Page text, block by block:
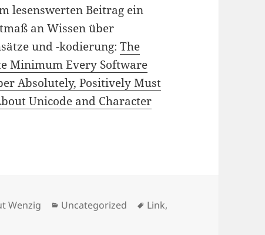
lesenswerten Beitrag ein
an Wissen über
und -kodierung:The
Minimum Every Software
Absolutely, Positively Must
Unicode and Character
Wenzig Kategorien
Uncategorized Schlagwörter
Link,
und -kodierung